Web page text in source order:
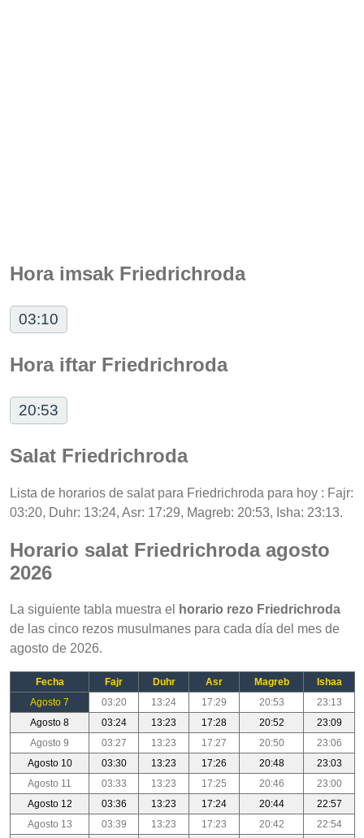
Hora imsak Friedrichroda
03:10
Hora iftar Friedrichroda
20:53
Salat Friedrichroda
Lista de horarios de salat para Friedrichroda para hoy : Fajr:
03:20, Duhr: 13:24, Asr: 17:29, Magreb: 20:53, Isha: 23:13.
Horario salat Friedrichroda agosto
2026
La siguiente tabla muestra el
horario rezo Friedrichroda
de las cinco rezos musulmanes para cada día del mes de
agosto de 2026.
Fecha Fajr Duhr Asr Magreb
Ishaa
Agosto 7
03:20 13:24 17:29 20:53
23:13
Agosto 8
03:24 13:23 17:28 20:52
23:09
Agosto 9
03:27 13:23 17:27 20:50
23:06
Agosto 10
03:30 13:23 17:26 20:48
23:03
Agosto 11
03:33 13:23 17:25 20:46
23:00
Agosto 12
03:36 13:23 17:24 20:44
22:57
Agosto 13
03:39 13:23 17:23 20:42
22:54